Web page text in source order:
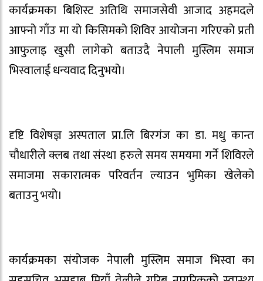
कार्यक्रमका बिशिस्ट अतिथि समाजसेवी आजाद अहमदले
आफ्नो गाँउ मा यो किसिमको शिविर आयोजना गरिएको प्रती
आफुलाइ खुसी लागेको बताउदै नेपाली मुस्लिम समाज
भिस्वालाई धन्यवाद दिनुभयो।
दृष्टि विशेषज्ञ अस्पताल प्रा.लि बिरगंज का डा. मधु कान्त
चौधारीले क्लब तथा संस्था हरुले समय समयमा गर्ने शिविरले
समाजमा सकारात्मक परिवर्तन ल्याउन भुमिका खेलेको
बताउनु भयो।
कार्यक्रमका संयोजक नेपाली मुस्लिम समाज भिस्वा का